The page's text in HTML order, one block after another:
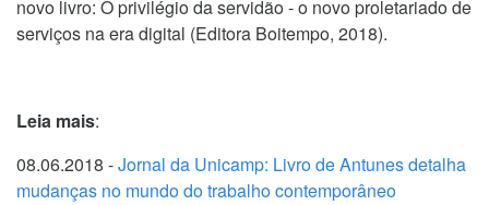
novo livro: O privilégio da servidão - o novo proletariado de
serviços na era digital (Editora Boitempo, 2018).
Leia mais:
08.06.2018 -Jornal da Unicamp: Livro de Antunes detalha
mudanças no mundo do trabalho contemporâneo